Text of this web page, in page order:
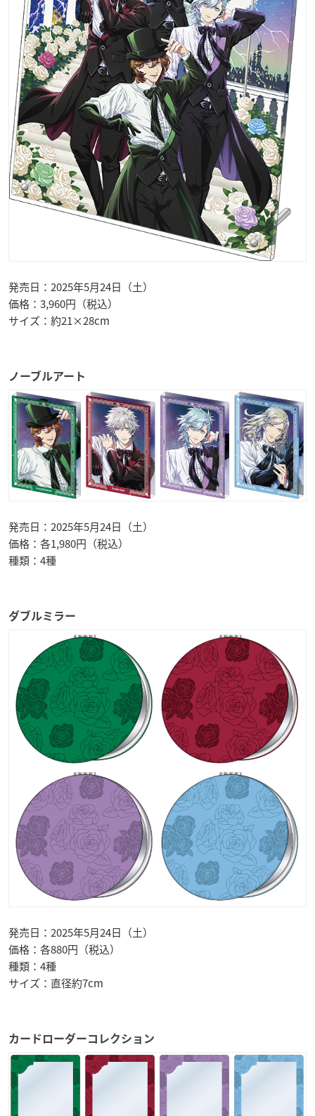
発売日：2025年5月24日（土）
価格：3,960円（税込）
サイズ：約21×28cm
ノーブルアート
発売日：2025年5月24日（土）
価格：各1,980円（税込）
種類：4種
ダブルミラー
発売日：2025年5月24日（土）
価格：各880円（税込）
種類：4種
サイズ：直径約7cm
カードローダーコレクション